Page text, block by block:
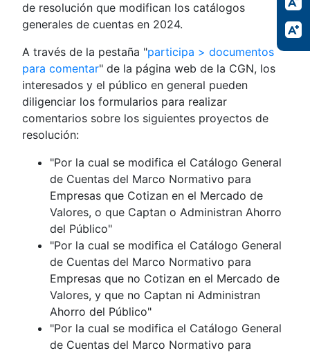
de resolución que modifican los catálogos
generales de cuentas en 2024.
A través de la pestaña "participa > documentos
para comentar" de la página web de la CGN, los
interesados y el público en general pueden
diligenciar los formularios para realizar
comentarios sobre los siguientes proyectos de
resolución:
"Por la cual se modifica el Catálogo General
de Cuentas del Marco Normativo para
Empresas que Cotizan en el Mercado de
Valores, o que Captan o Administran Ahorro
del Público"
"Por la cual se modifica el Catálogo General
de Cuentas del Marco Normativo para
Empresas que no Cotizan en el Mercado de
Valores, y que no Captan ni Administran
Ahorro del Público"
"Por la cual se modifica el Catálogo General
de Cuentas del Marco Normativo para